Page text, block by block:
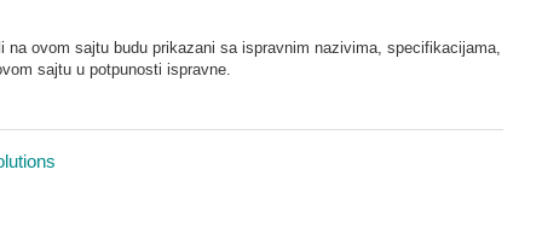
ovom sajtu budu prikazani sa ispravnim nazivima, specifikacijama,
sajtu u potpunosti ispravne.